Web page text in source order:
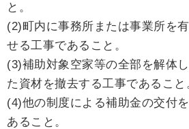
と。
(2)町内に事務所または事業所を
せる工事であること。
(3)補助対象空家等の全部を解体
た資材を撤去する工事であること
(4)他の制度による補助金の交付
あること。